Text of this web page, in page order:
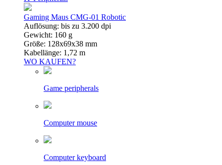
Gaming Maus CMG-01 Robotic
Auflösung: bis zu 3.200 dpi
Gewicht: 160 g
Größe: 128x69x38 mm
Kabellänge: 1,72 m
WO KAUFEN?
Game peripherals
Computer mouse
Computer keyboard